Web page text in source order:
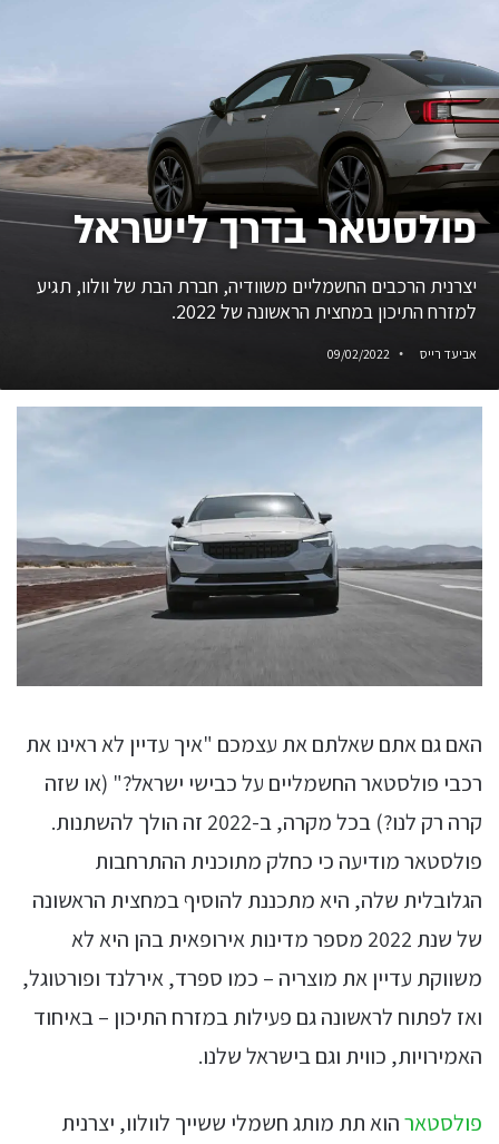
פולסטאר בדרך לישראל
יצרנית הרכבים החשמליים משוודיה, חברת הבת של וולוו, תגיע
למזרח התיכון במחצית הראשונה של 2022.
אביעד רייס 09/02/2022
האם גם אתם שאלתם את עצמכם "איך עדיין לא ראינו את
רכבי פולסטאר החשמליים על כבישי ישראל?" (או שזה
קרה רק לנו?) בכל מקרה, ב-2022 זה הולך להשתנות.
פולסטאר מודיעה כי כחלק מתוכנית ההתרחבות
הגלובלית שלה, היא מתכננת להוסיף במחצית הראשונה
של שנת 2022 מספר מדינות אירופאית בהן היא לא
משווקת עדיין את מוצריה – כמו ספרד, אירלנד ופורטוגל,
ואז לפתוח לראשונה גם פעילות במזרח התיכון – באיחוד
האמירויות, כווית וגם בישראל שלנו.
פולסטארהוא תת מותג חשמלי ששייך לוולוו, יצרנית